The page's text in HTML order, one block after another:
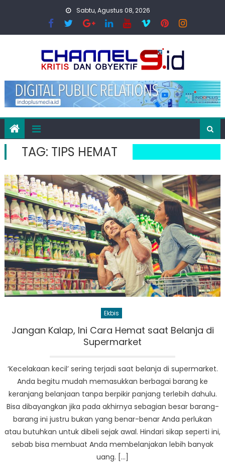
Sabtu, Agustus 08, 2026
TAG: TIPS HEMAT
Ekbis
Jangan Kalap, Ini Cara Hemat saat Belanja di
Supermarket
‘Kecelakaan kecil’ sering terjadi saat belanja di supermarket.
Anda begitu mudah memasukkan berbagai barang ke
keranjang belanjaan tanpa berpikir panjang terlebih dahulu.
Bisa dibayangkan jika pada akhirnya sebagian besar barang-
barang ini justru bukan yang benar-benar Anda perlukan
atau butuhkan untuk dibeli sejak awal. Hindari sikap seperti ini,
sebab bisa membuat Anda membelanjakan lebih banyak
uang. […]